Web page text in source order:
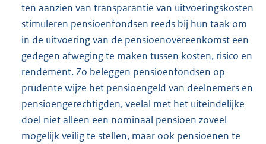
ten aanzien van transparantie van uitvoeringskosten
stimuleren pensioenfondsen reeds bij hun taak om
in de uitvoering van de pensioenovereenkomst een
gedegen afweging te maken tussen kosten, risico en
rendement. Zo beleggen pensioenfondsen op
prudente wijze het pensioengeld van deelnemers en
pensioengerechtigden, veelal met het uiteindelijke
doel niet alleen een nominaal pensioen zoveel
mogelijk veilig te stellen, maar ook pensioenen te